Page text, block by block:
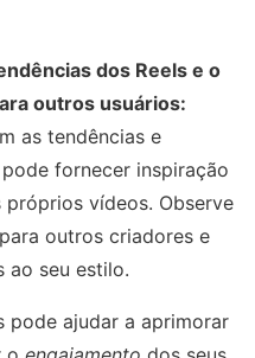
dos Reels e o
outros usuários:
as tendências e
fornecer inspiração
próprios vídeos. Observe
outros criadores e
ao seu estilo.
pode ajudar a aprimorar